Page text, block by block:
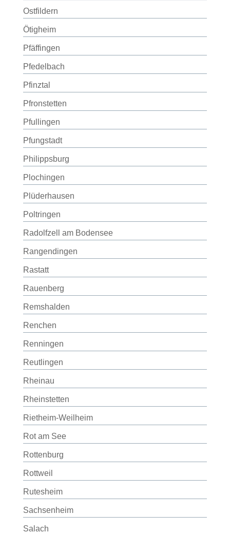
Ostfildern
Ötigheim
Pfäffingen
Pfedelbach
Pfinztal
Pfronstetten
Pfullingen
Pfungstadt
Philippsburg
Plochingen
Plüderhausen
Poltringen
Radolfzell am Bodensee
Rangendingen
Rastatt
Rauenberg
Remshalden
Renchen
Renningen
Reutlingen
Rheinau
Rheinstetten
Rietheim-Weilheim
Rot am See
Rottenburg
Rottweil
Rutesheim
Sachsenheim
Salach